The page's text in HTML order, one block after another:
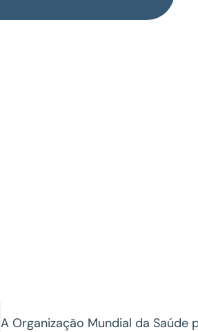
A Organização Mundial da Saúde